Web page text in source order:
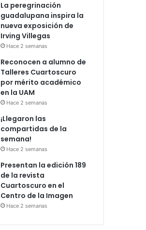
La peregrinación
guadalupana inspira la
nueva exposición de
Irving Villegas
Hace 2 semanas
Reconocen a alumno de
Talleres Cuartoscuro
por mérito académico
en la UAM
Hace 2 semanas
¡Llegaron las
compartidas de la
semana!
Hace 2 semanas
Presentan la edición 189
de la revista
Cuartoscuro en el
Centro de la Imagen
Hace 2 semanas